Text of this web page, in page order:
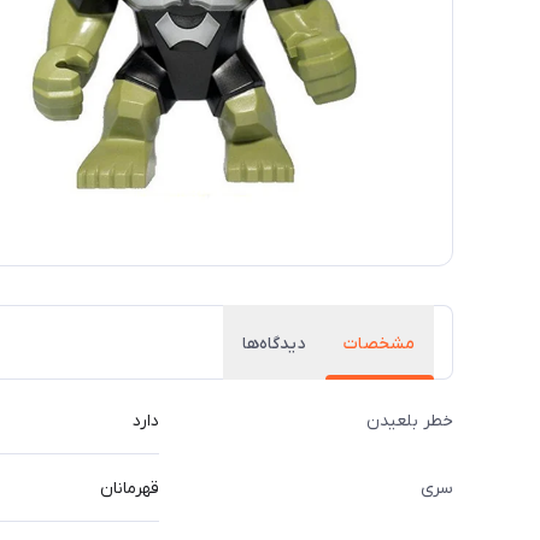
مشخصات دیدگاه‌ها
خطر بلعیدن دارد
سری قهرمانان